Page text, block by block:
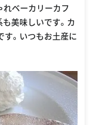
ベーカリーカフ
美味しいです。カ
す。いつもお土産に